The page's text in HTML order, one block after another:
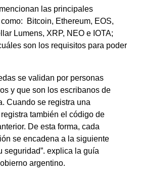
las principales
Bitcoin, Ethereum, EOS,
Lumens, XRP, NEO e IOTA;
son los requisitos para poder
se validan por personas
y que son los escribanos de
Cuando se registra una
también el código de
De esta forma, cada
se encadena a la siguiente
seguridad”. explica la guía
argentino.